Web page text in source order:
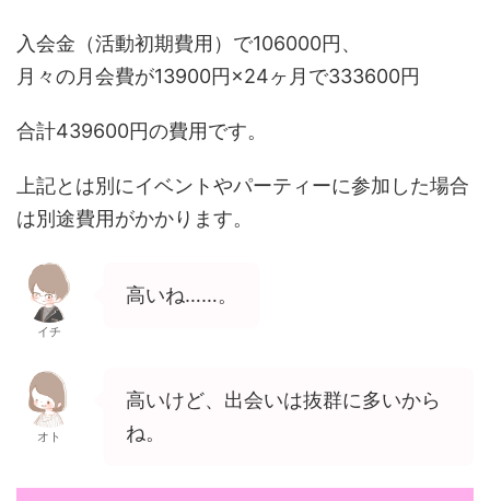
入会金（活動初期費用）で106000円、
月々の月会費が13900円×24ヶ月で333600円
合計439600円の費用です。
上記とは別にイベントやパーティーに参加した場合
は別途費用がかかります。
イチ
高いね……。
オト
高いけど、出会いは抜群に多いから
ね。